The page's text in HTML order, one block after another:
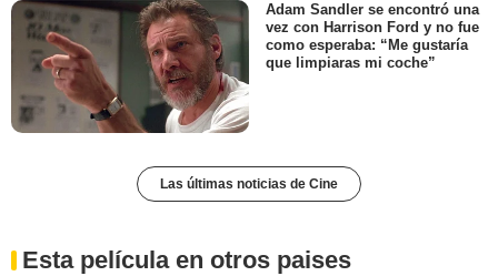
Adam Sandler se encontró una
vez con Harrison Ford y no fue
como esperaba: “Me gustaría
que limpiaras mi coche”
Las últimas noticias de Cine
Esta película en otros paises